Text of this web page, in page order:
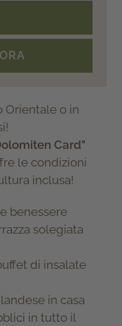
Orientale o in
Card"
le condizioni
inclusa!
benessere
solegiata
di insalate
in casa
in tutto il